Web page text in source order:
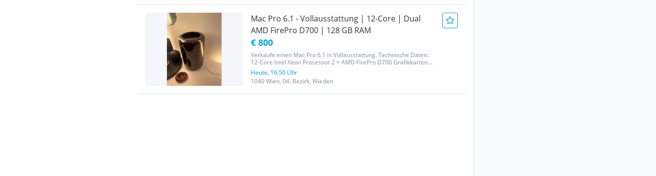
Mac Pro 6.1 - Vollausstattung | 12-Core | Dual
AMD FirePro D700 | 128 GB RAM
€ 800
Verkaufe einen Mac Pro 6.1 in Vollausstattung. Technische Daten:
12-Core Intel Xeon Prozessor 2 × AMD FirePro D700 Grafikkarten
mit jeweils 6 GB VRAM 128 GB Arbeitsspeicher (RAM) Voll
funktionsfähig und in gutem Zustand Der Mac Pro eignet sich...
Heute, 16:50 Uhr
1040 Wien, 04. Bezirk, Wieden